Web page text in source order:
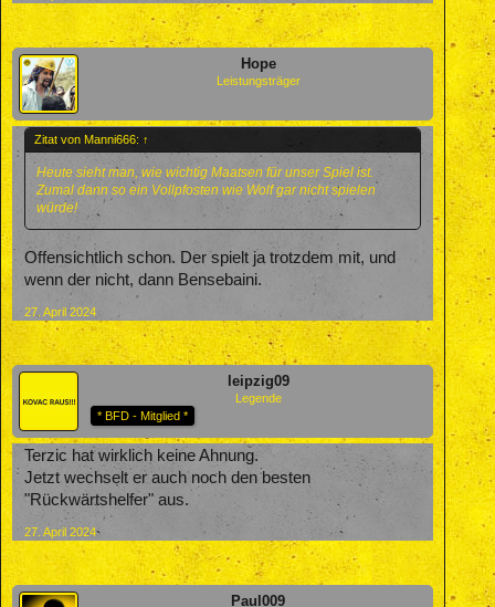
Hope
Leistungsträger
Zitat von Manni666: ↑
Heute sieht man, wie wichtig Maatsen für unser Spiel ist.
Zumal dann so ein Vollpfosten wie Wolf gar nicht spielen
würde!
Offensichtlich schon. Der spielt ja trotzdem mit, und
wenn der nicht, dann Bensebaini.
27. April 2024
leipzig09
Legende
* BFD - Mitglied *
Terzic hat wirklich keine Ahnung.
Jetzt wechselt er auch noch den besten
"Rückwärtshelfer" aus.
27. April 2024
Paul009